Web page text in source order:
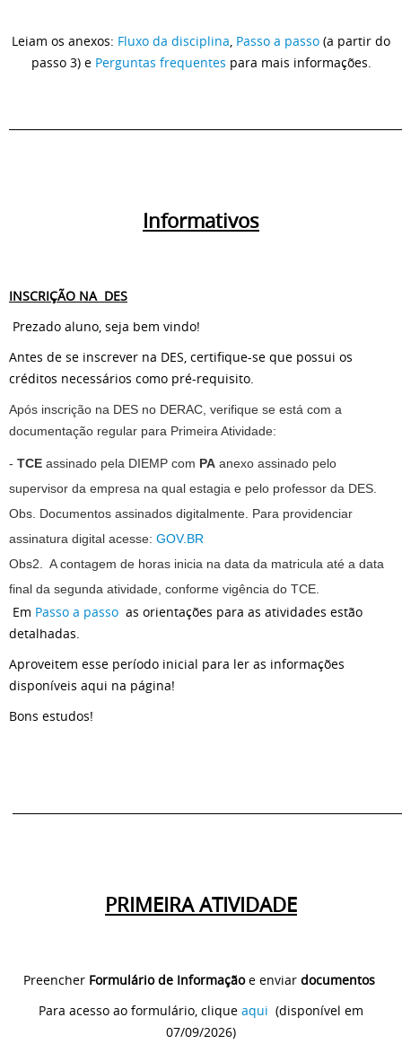
Leiam os anexos: Fluxo da disciplina, Passo a passo (a partir do
passo 3) e Perguntas frequentes para mais informações.
Informativos
INSCRIÇÃO NA DES
Prezado aluno, seja bem vindo!
Antes de se inscrever na DES, certifique-se que possui os
créditos necessários como pré-requisito.
Após inscrição na DES no DERAC, verifique se está com a
documentação regular para Primeira Atividade:
- TCE assinado pela DIEMP com PA anexo assinado pelo
supervisor da empresa na qual estagia e pelo professor da DES.
Obs. Documentos assinados digitalmente. Para providenciar
assinatura digital acesse: GOV.BR
Obs2. A contagem de horas inicia na data da matricula até a data
final da segunda atividade, conforme vigência do TCE.
Em Passo a passo as orientações para as atividades estão
detalhadas.
Aproveitem esse período inicial para ler as informações
disponíveis aqui na página!
Bons estudos!
PRIMEIRA ATIVIDADE
Preencher Formulário de Informaçãoe enviar documentos
Para acesso ao formulário, clique aqui (disponível em
07/09/2026)